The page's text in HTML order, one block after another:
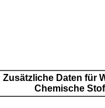
Zusätzliche Daten für
Chemische